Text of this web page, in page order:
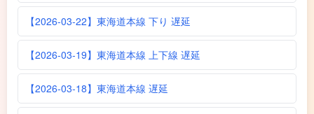
【2026-03-22】東海道本線 下り 遅延
【2026-03-19】東海道本線 上下線 遅延
【2026-03-18】東海道本線 遅延